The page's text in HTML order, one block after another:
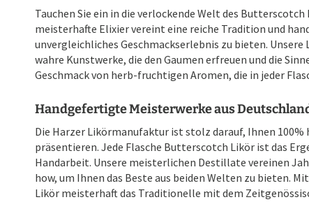
Tauchen Sie ein in die verlockende Welt des
meisterhafte Elixier vereint eine reiche Tradition und
unvergleichliches Geschmackserlebnis zu bieten.
wahre Kunstwerke, die den Gaumen erfreuen und die
Geschmack von herb-fruchtigen Aromen, die in jeder
Handgefertigte Meisterwerke aus
Die Harzer Likörmanufaktur ist stolz darauf, Ihnen
präsentieren. Jede Flasche Butterscotch Likör ist das
Handarbeit. Unsere meisterlichen Destillate vereinen
how, um Ihnen das Beste aus beiden Welten zu bieten.
Likör meisterhaft das Traditionelle mit dem